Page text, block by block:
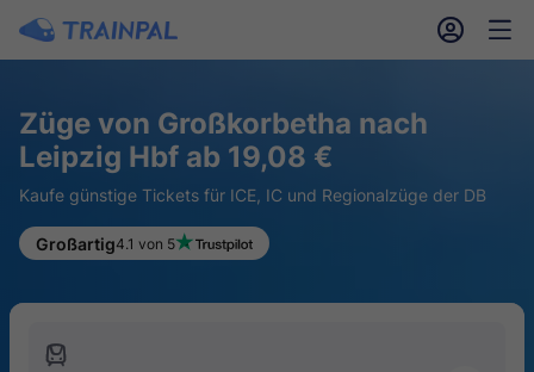
󱎓 󱒨
Züge von Großkorbetha nach
Leipzig Hbf ab 19,08 €
Kaufe günstige Tickets für ICE, IC und Regionalzüge der DB
Großartig4.1 von 5
󱍉